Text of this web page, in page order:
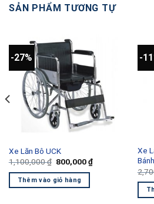
SẢN PHẨM TƯƠNG TỰ
-27%
Xe Lăn Bô UCK
1,100,000₫ Giá
là:
1,100,000 ₫.
800,000₫Giá
hiện
Thêm vào giỏ hàng
-
Xe